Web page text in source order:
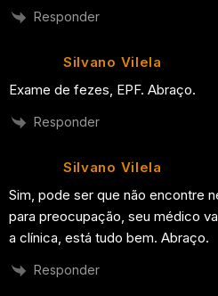
Responder
Silvano Vilela
Exame de fezes, EPF. Abraço.
Responder
Silvano Vilela
Sim, pode ser que não encontre
para preocupação, seu médico
a clínica, está tudo bem. Abraço.
Responder